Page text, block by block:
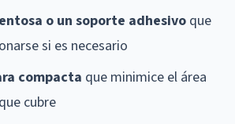
o un soporte adhesivo que
si es necesario
compacta que minimice el área
cubre